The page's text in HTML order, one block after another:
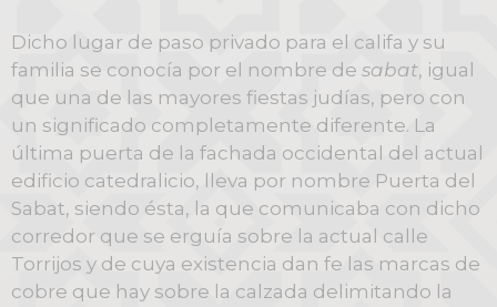
Dicho lugar de paso privado para el califa y su
familia se conocía por el nombre de sabat, igual
que una de las mayores fiestas judías, pero con
un significado completamente diferente. La
última puerta de la fachada occidental del actual
edificio catedralicio, lleva por nombre Puerta del
Sabat, siendo ésta, la que comunicaba con dicho
corredor que se erguía sobre la actual calle
Torrijos y de cuya existencia dan fe las marcas de
cobre que hay sobre la calzada delimitando la